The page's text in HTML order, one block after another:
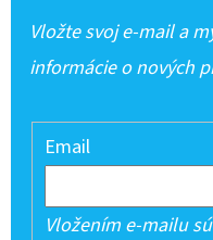
Vložte svoj e-mail a
informácie o nových
Email
Vložením e-mailu